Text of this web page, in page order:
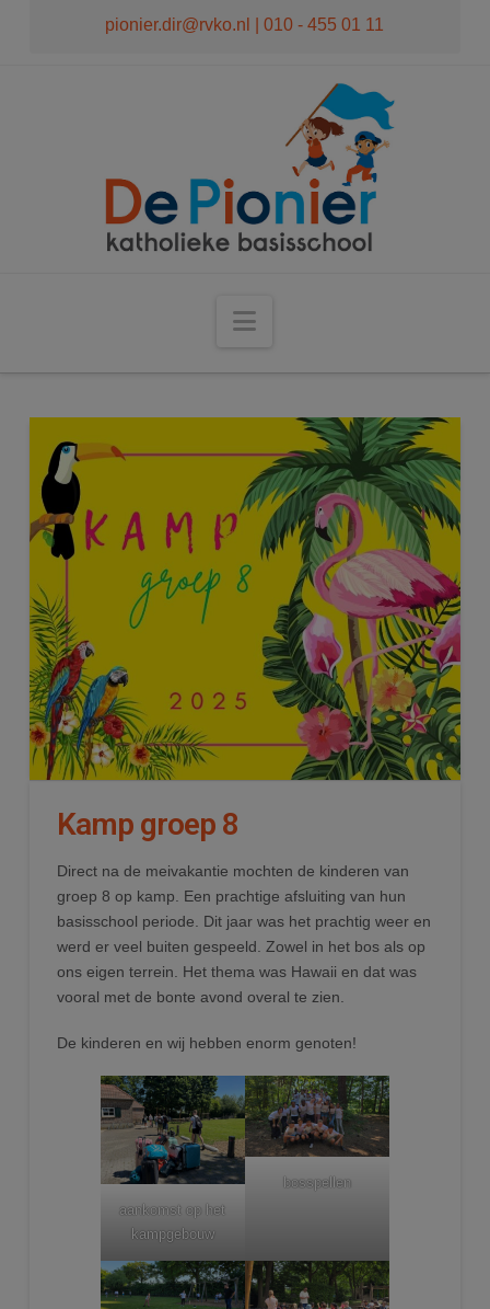
pionier.dir@rvko.nl | 010 - 455 01 11
Navigation
Kamp groep 8
Direct na de meivakantie mochten de kinderen van
groep 8 op kamp. Een prachtige afsluiting van hun
basisschool periode. Dit jaar was het prachtig weer en
werd er veel buiten gespeeld. Zowel in het bos als op
ons eigen terrein. Het thema was Hawaii en dat was
vooral met de bonte avond overal te zien.
De kinderen en wij hebben enorm genoten!
aankomst op het
kampgebouw
bosspellen